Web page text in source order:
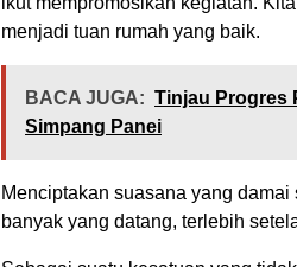
menjadi tuan rumah yang baik.
BACA JUGA: Tinjau Progres
Simpang Panei
Menciptakan suasana yang
banyak yang datang, terlebih